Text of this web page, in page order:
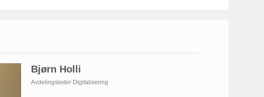
Bjørn Holli
Avdelingsleder Digitalisering